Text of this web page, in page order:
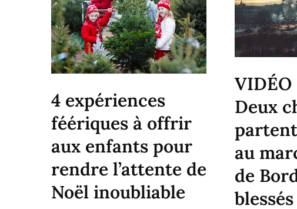
4 expériences
féériques à offrir
aux enfants pour
rendre l’attente de
Noël inoubliable
VIDÉO
Deux
au
de